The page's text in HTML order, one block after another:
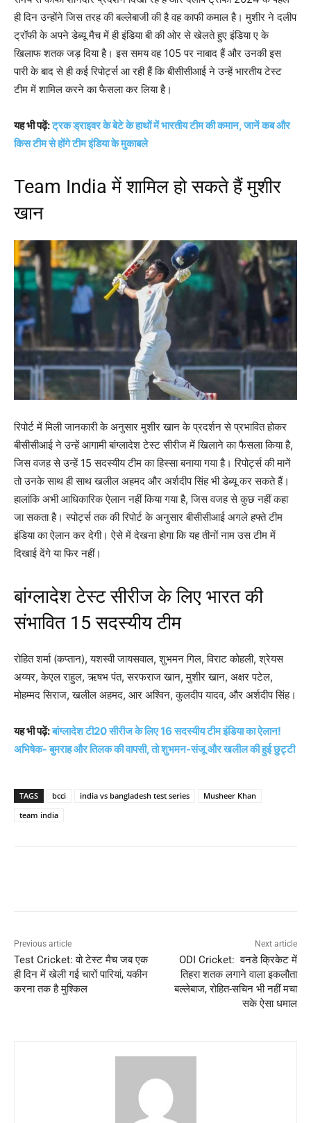
ही दिन उन्होंने जिस तरह की बल्लेबाजी की है वह काफी कमाल है। मुशीर ने दलीप
ट्रॉफी के अपने डेब्यू मैच में ही इंडिया बी की ओर से खेलते हुए इंडिया ए के
खिलाफ शतक जड़ दिया है। इस समय वह 105 पर नाबाद हैं और उनकी इस
पारी के बाद से ही कई रिपोर्ट्स आ रही हैं कि बीसीसीआई ने उन्हें भारतीय टेस्ट
टीम में शामिल करने का फैसला कर लिया है।
यह भी पढ़ें:ट्रक ड्राइवर के बेटे के हाथों में भारतीय टीम की कमान, जानें कब और
किस टीम से होंगे टीम इंडिया के मुकाबले
Team India में शामिल हो सकते हैं मुशीर
खान
रिपोर्ट में मिली जानकारी के अनुसार मुशीर खान के प्रदर्शन से प्रभावित होकर
बीसीसीआई ने उन्हें आगामी बांग्लादेश टेस्ट सीरीज में खिलाने का फैसला किया है,
जिस वजह से उन्हें 15 सदस्यीय टीम का हिस्सा बनाया गया है। रिपोर्ट्स की मानें
तो उनके साथ ही साथ खलील अहमद और अर्शदीप सिंह भी डेब्यू कर सकते हैं।
हालांकि अभी आधिकारिक ऐलान नहीं किया गया है, जिस वजह से कुछ नहीं कहा
जा सकता है। स्पोर्ट्स तक की रिपोर्ट के अनुसार बीसीसीआई अगले हफ्ते टीम
इंडिया का ऐलान कर देगी। ऐसे में देखना होगा कि यह तीनों नाम उस टीम में
दिखाई देंगे या फिर नहीं।
बांग्लादेश टेस्ट सीरीज के लिए भारत की
संभावित 15 सदस्यीय टीम
रोहित शर्मा (कप्तान), यशस्वी जायसवाल, शुभमन गिल, विराट कोहली, श्रेयस
अय्यर, केएल राहुल, ऋषभ पंत, सरफराज खान, मुशीर खान, अक्षर पटेल,
मोहम्मद सिराज, खलील अहमद, आर अश्विन, कुलदीप यादव, और अर्शदीप सिंह।
यह भी पढ़ें:बांग्लादेश टी20 सीरीज के लिए 16 सदस्यीय टीम इंडिया का ऐलान!
अभिषेक- बुमराह और तिलक की वापसी, तो शुभमन-संजू और खलील की हुई छुट्टी
TAGS bcci india vs bangladesh test series
Musheer Khan
team india
Previous article
Test Cricket: वो टेस्ट मैच जब एक
ही दिन में खेली गई चारों पारियां, यकीन
करना तक है मुश्किल
Next article
ODI Cricket: वनडे क्रिकेट में
तिहरा शतक लगाने वाला इकलौता
बल्लेबाज, रोहित-सचिन भी नहीं मचा
सके ऐसा धमाल